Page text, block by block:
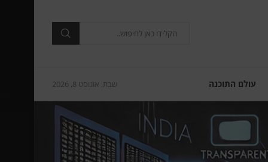
עולם התוכנה שבת, אוגוסט 8, 2026